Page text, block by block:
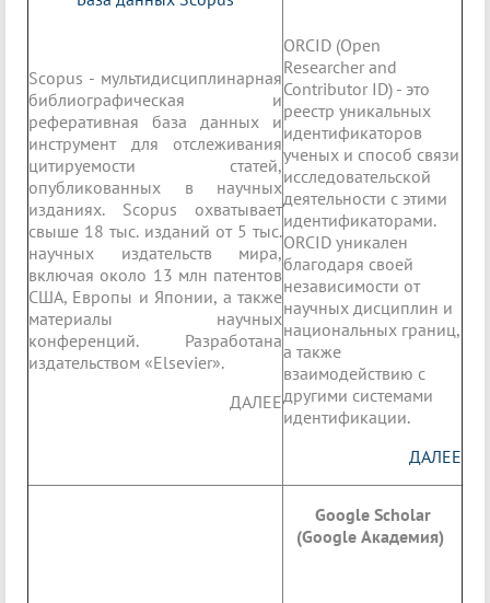
Scopus - мультидисциплинарная
библиографическая и
реферативная база данных и
инструмент для отслеживания
цитируемости статей,
опубликованных в научных
изданиях. Scopus охватывает
свыше 18 тыс. изданий от 5 тыс.
научных издательств мира,
включая около 13 млн патентов
США, Европы и Японии, а также
материалы научных
конференций. Разработана
издательством «Elsevier».
ДАЛЕЕ
ORCID (Open
Researcher and
Contributor ID) - это
реестр уникальных
идентификаторов
ученых и способ связи
исследовательской
деятельности с этими
идентификаторами.
ORCID уникален
благодаря своей
независимости от
научных дисциплин и
национальных границ,
а также
взаимодействию с
другими системами
идентификации.
ДАЛЕЕ
Google Scholar
(Google Академия)